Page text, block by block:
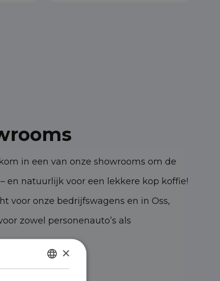
in een van onze showrooms om de
en natuurlijk voor een lekkere kop koffie!
voor onze bedrijfswagens en in Oss,
zowel personenauto’s als
KK Oss
DUTCH
×